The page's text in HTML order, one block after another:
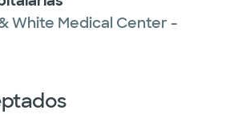
White Medical Center -